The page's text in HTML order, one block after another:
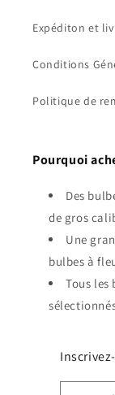
Expéditon et
Conditions
Politique de
Pourquoi
Des
de gros
Une
bulbes à
Tous les